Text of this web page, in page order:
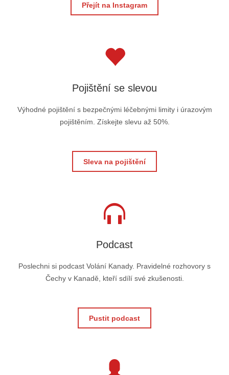
Přejít na Instagram
Pojištění se slevou
Výhodné pojištění s bezpečnými léčebnými limity i úrazovým
pojištěním. Získejte slevu až 50%.
Sleva na pojištění
Podcast
Poslechni si podcast Volání Kanady. Pravidelné rozhovory s
Čechy v Kanadě, kteří sdílí své zkušenosti.
Pustit podcast